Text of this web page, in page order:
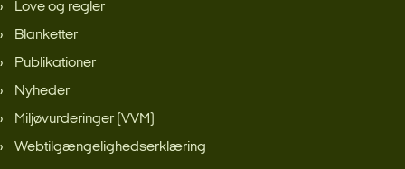
Love og regler
Blanketter
Publikationer
Nyheder
Miljøvurderinger (VVM)
Webtilgængelighedserklæring